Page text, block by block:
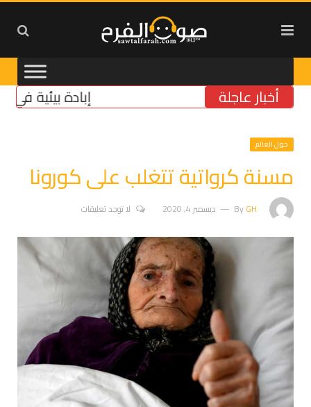
أخبار عاجلة إبادة بيئية في
حول العالم
مسنة كرواتية تتغلب على كورونا
ByGH ديسمبر 4, 2020 لا توجد تعليقات